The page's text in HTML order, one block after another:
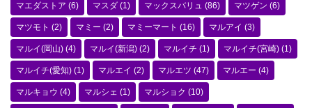
マエダストア (6) マスダ (1) マックスバリュ (86) マツゲン (6)
マツモト (2) マミー (2) マミーマート (16) マルアイ (3)
マルイ(岡山) (4) マルイ(新潟) (2) マルイチ (1) マルイチ(宮崎) (1)
マルイチ(愛知) (1) マルエイ (2) マルエツ (47) マルエー (4)
マルキョウ (4) マルシェ (1) マルショク (10)